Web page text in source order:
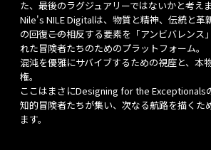
た、最後のラグジュアリーではないかと考えま
Nile's NILE Digitalは、物質と精神、伝統と革
の回復――この相反する要素を「アンビバレン
れた冒険者たちのためのプラットフォーム。
混沌を優雅にサバイブするための視座と、本
権。
ここはまさにDesigning for the Exceptionals
知的冒険者たちが集い、次なる航路を描くた
ます。